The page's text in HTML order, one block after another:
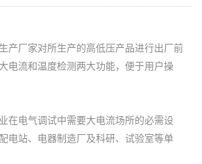
产厂家对所生产的高低压产品进行出厂前
电流和温度检测两大功能，便于用户操
在电气调试中需要大电流场所的必需设
电站、电器制造厂及科研、试验室等单